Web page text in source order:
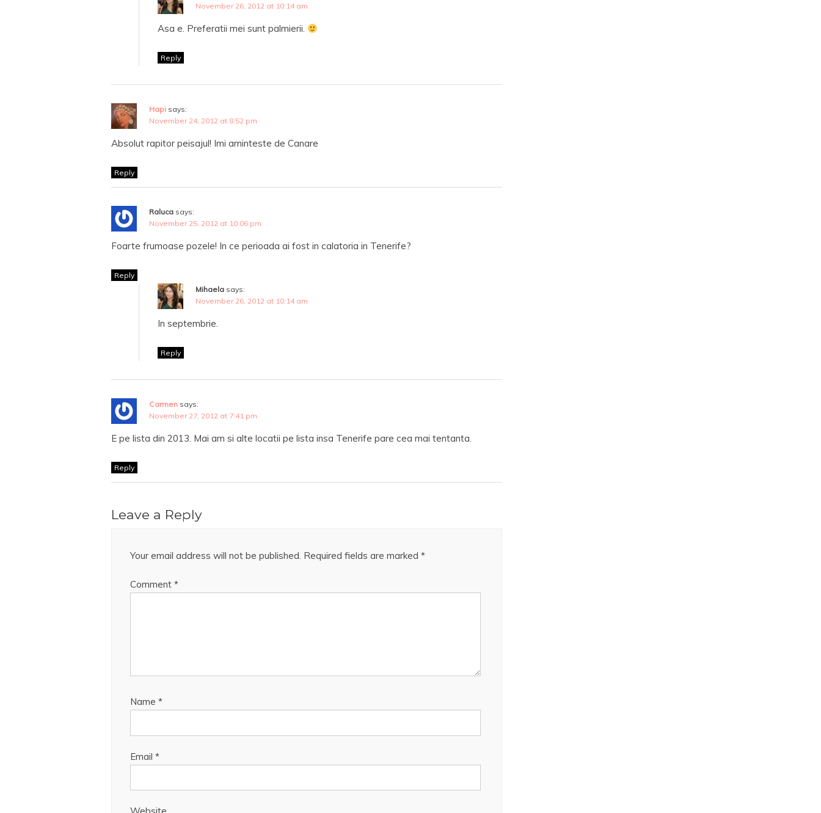
November 26, 2012 at 10:14 am
Asa e. Preferatii mei sunt palmierii.
Reply
Hapi says:
November 24, 2012 at 8:52 pm
Absolut rapitor peisajul! Imi aminteste de Canare
Reply
Raluca says:
November 25, 2012 at 10:06 pm
Foarte frumoase pozele! In ce perioada ai fost in calatoria in Tenerife?
Reply
Mihaela says:
November 26, 2012 at 10:14 am
In septembrie.
Reply
Carmen says:
November 27, 2012 at 7:41 pm
E pe lista din 2013. Mai am si alte locatii pe lista insa Tenerife pare cea mai tentanta.
Reply
Leave a Reply
Your email address will not be published. Required fields are marked *
Comment *
Name *
Email *
Website